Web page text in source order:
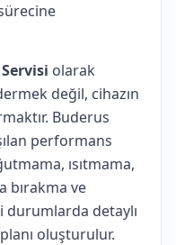
olarak
değil, cihazın
Buderus
performans
ısıtmama,
bırakma ve
detaylı
oluşturulur.